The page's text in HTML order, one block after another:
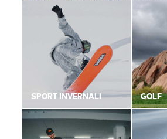
SPORT INVERNALI GOLF